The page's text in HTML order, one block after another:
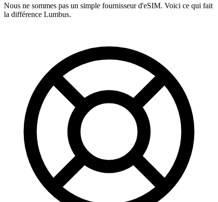
Nous ne sommes pas un simple fournisseur d'eSIM. Voici ce qui fait
la différence Lumbus.